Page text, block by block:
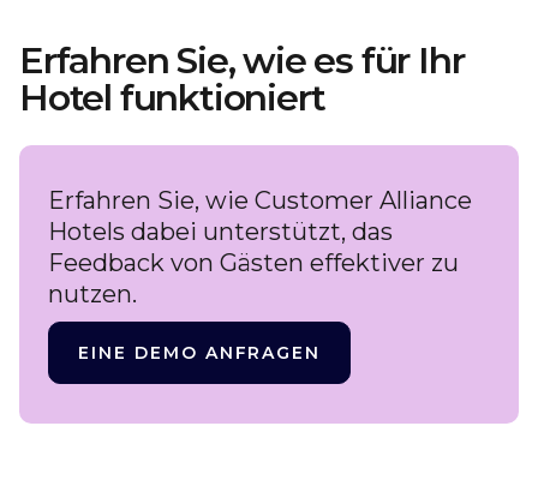
Erfahren Sie, wie es für Ihr
Hotel funktioniert
Erfahren Sie, wie Customer Alliance
Hotels dabei unterstützt, das
Feedback von Gästen effektiver zu
nutzen.
EINE DEMO ANFRAGEN